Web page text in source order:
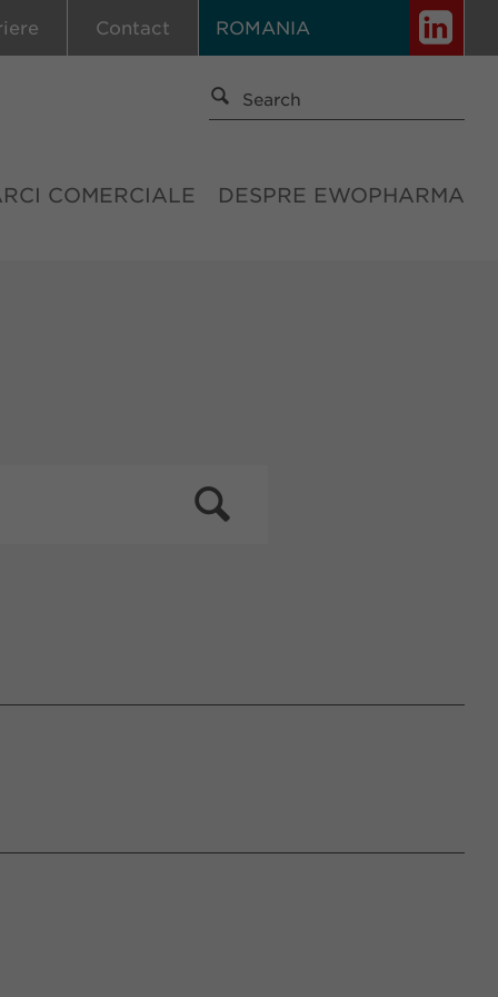
ROMANIA
Contact
COMERCIALE DESPRE EWOPHARMA